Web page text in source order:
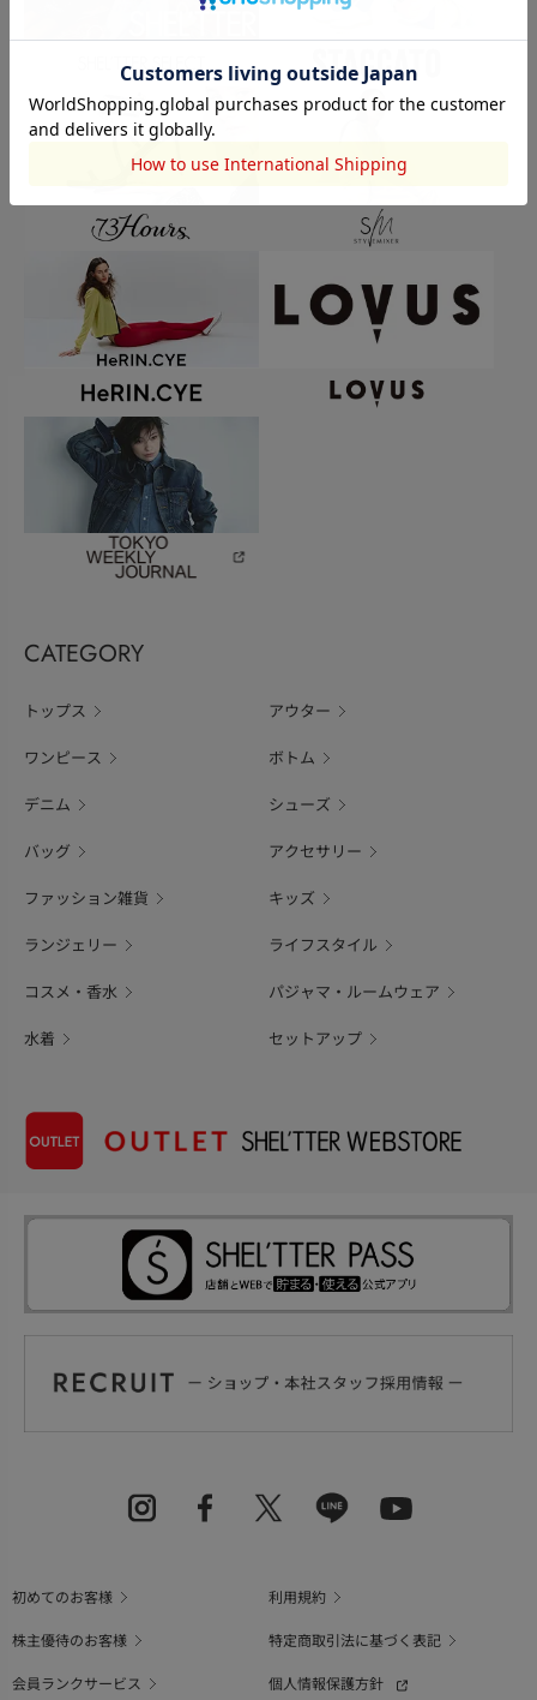
CATEGORY
トップス アウター
ワンピース ボトム
デニム シューズ
バッグ アクセサリー
ファッション雑貨 キッズ
ランジェリー ライフスタイル
コスメ・香水 パジャマ・ルームウェア
水着 セットアップ
初めてのお客様
利用規約
株主優待のお客様
特定商取引法に基づく表記
会員ランクサービス
個人情報保護方針